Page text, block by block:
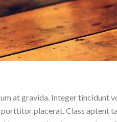
at gravida. Integer tincidunt
placerat. Class aptent